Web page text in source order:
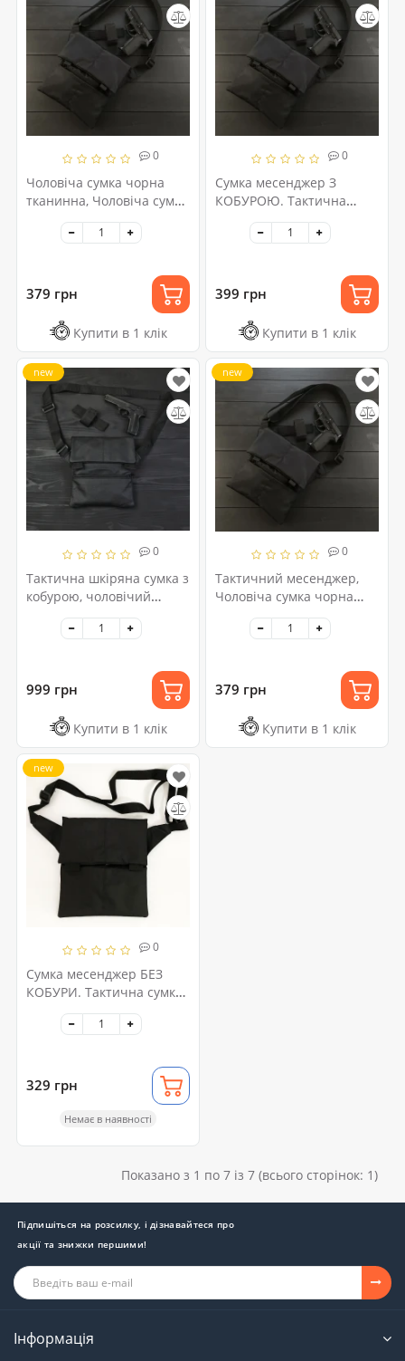
0
Чоловіча сумка чорна
тканинна, Чоловіча сумка
через плече шкіра, Сумка
для прихованого носіння
379 грн
Купити в 1 клік
0
Сумка месенджер З
КОБУРОЮ. Тактична
сумка з тканини, сумка
кобура через плече,
399 грн
Купити в 1 клік
0
Тактична шкіряна сумка з
кобурою, чоловічий
месенджер, барсетка -
чорний слінг, чоловіча
new
999 грн
Купити в 1 клік
0
Тактичний месенджер,
Чоловіча сумка чорна
тканинна, Чоловіча сумка
через плече шкіра
new
379 грн
Купити в 1 клік
0
Сумка месенджер БЕЗ
КОБУРИ. Тактична сумка
з тканини
new
329 грн
Немає в наявності
Показано з 1 по 7 із 7 (всього сторінок: 1)
Підпишіться на розсилку, і дізнавайтеся про
акції та знижки першими!
Інформація